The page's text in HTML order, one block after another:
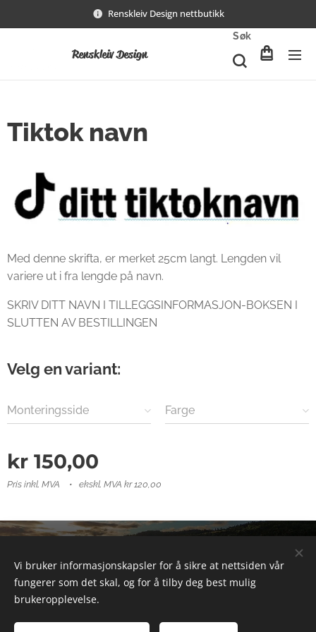
Renskleiv Design nettbutikk
Renskleiv Design
Søk
Tiktok navn
Med denne skrifta, er merket 25cm langt. Lengden vil
variere ut i fra lengde på navn.
SKRIV DITT NAVN I TILLEGGSINFORMASJON-BOKSEN I
SLUTTEN AV BESTILLINGEN
Velg en variant:
Monteringsside Farge
kr 150,00
Pris inkl. MVA ekskl. MVA kr 120,00
Informasjonskapsler
Vi bruker informasjonskapsler for å sikre at nettsiden vår
fungerer som det skal, og for å tilby deg best mulig
brukeropplevelse.